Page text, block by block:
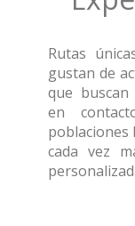
Rutas
gustan de
que buscan
en
poblaciones
cada vez